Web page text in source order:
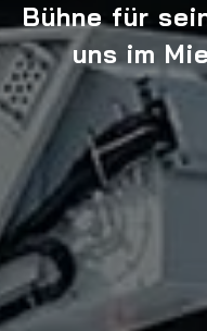
Bühne für
uns im